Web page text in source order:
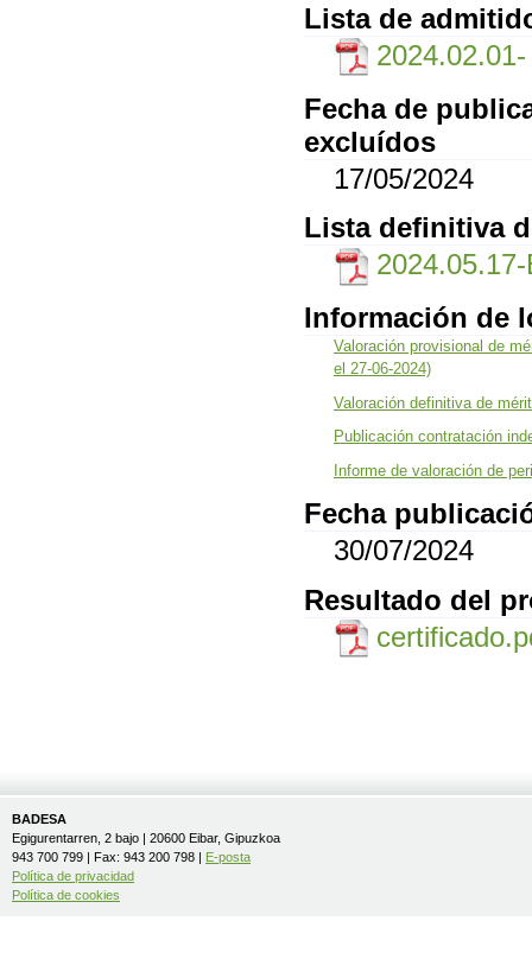
Lista de
Fecha de
excluídos
17/05/2024
Lista definitiva
Información de
Valoración provisional de
el 27-06-2024)
Valoración definitiva de
Publicación contratación
Informe de valoración de
Fecha
30/07/2024
Resultado del
BADESA
Egigurentarren, 2 bajo | 20600 Eibar, Gipuzkoa
943 700 799 | Fax: 943 200 798 | E-posta
Política de privacidad
Política de cookies